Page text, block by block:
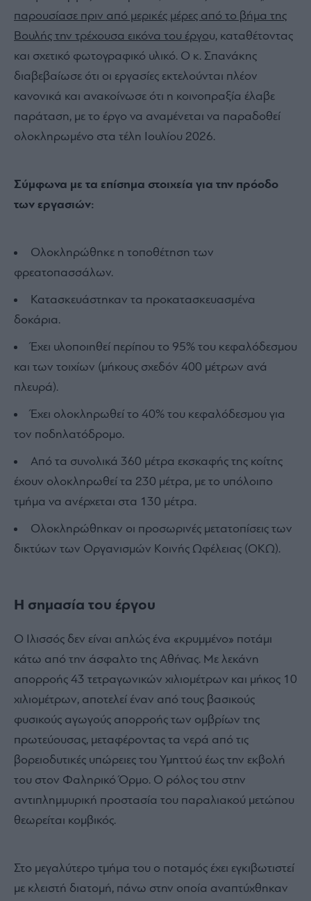
παρουσίασε πριν από μερικές μέρες από το βήμα της
Βουλής την τρέχουσα εικόνα του έργου, καταθέτοντας
και σχετικό φωτογραφικό υλικό. Ο κ. Σπανάκης
διαβεβαίωσε ότι οι εργασίες εκτελούνται πλέον
κανονικά και ανακοίνωσε ότι η κοινοπραξία έλαβε
παράταση, με το έργο να αναμένεται να παραδοθεί
ολοκληρωμένο στα τέλη Ιουλίου 2026.
Σύμφωνα με τα επίσημα στοιχεία για την πρόοδο
των εργασιών:
Ολοκληρώθηκε η τοποθέτηση των
φρεατοπασσάλων.
Κατασκευάστηκαν τα προκατασκευασμένα
δοκάρια.
Έχει υλοποιηθεί περίπου το 95% του κεφαλόδεσμου
και των τοιχίων (μήκους σχεδόν 400 μέτρων ανά
πλευρά).
Έχει ολοκληρωθεί το 40% του κεφαλόδεσμου για
τον ποδηλατόδρομο.
Από τα συνολικά 360 μέτρα εκσκαφής της κοίτης
έχουν ολοκληρωθεί τα 230 μέτρα, με το υπόλοιπο
τμήμα να ανέρχεται στα 130 μέτρα.
Ολοκληρώθηκαν οι προσωρινές μετατοπίσεις των
δικτύων των Οργανισμών Κοινής Ωφέλειας (ΟΚΩ).
Η σημασία του έργου
Ο Ιλισσός δεν είναι απλώς ένα «κρυμμένο» ποτάμι
κάτω από την άσφαλτο της Αθήνας. Με λεκάνη
απορροής 43 τετραγωνικών χιλιομέτρων και μήκος 10
χιλιομέτρων, αποτελεί έναν από τους βασικούς
φυσικούς αγωγούς απορροής των ομβρίων της
πρωτεύουσας, μεταφέροντας τα νερά από τις
βορειοδυτικές υπώρειες του Υμηττού έως την εκβολή
του στον Φαληρικό Όρμο. Ο ρόλος του στην
αντιπλημμυρική προστασία του παραλιακού μετώπου
θεωρείται κομβικός.
Στο μεγαλύτερο τμήμα του ο ποταμός έχει εγκιβωτιστεί
με κλειστή διατομή, πάνω στην οποία αναπτύχθηκαν